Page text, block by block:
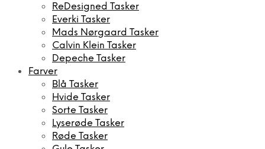
ReDesigned Tasker
Everki Tasker
Mads Nørgaard Tasker
Calvin Klein Tasker
Depeche Tasker
Farver
Blå Tasker
Hvide Tasker
Sorte Tasker
Lyserøde Tasker
Røde Tasker